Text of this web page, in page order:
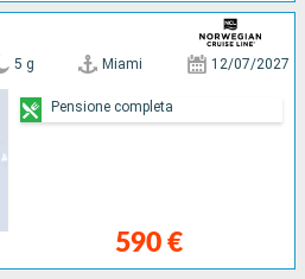
5 g Miami 12/07/2027
590 €
Pensione completa